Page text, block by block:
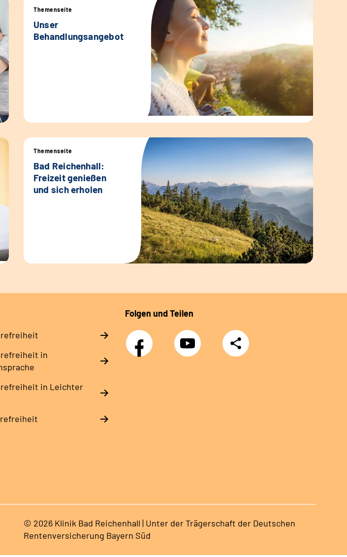
Themenseite
Unser
Behandlungsangebot
Themenseite
Bad Reichenhall:
Freizeit genießen
und sich erholen
in
in Leichter
Folgen und Teilen
Facebook YouTube
Teilen
© 2026 Klinik Bad Reichenhall | Unter der Trägerschaft der Deutschen
Rentenversicherung Bayern Süd